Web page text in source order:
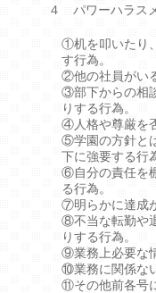
４ パワーハラス
①机を叩いたり
す行為。
②他の社員がい
③部下からの相
りする行為。
④人格や尊厳を
⑤学園の方針と
下に強要する行
⑥自分の責任を
る行為。
⑦明らかに達成
⑧不当な転勤や
りする行為。
⑨業務上必要な
⑩業務に関係な
⑪その他前各号